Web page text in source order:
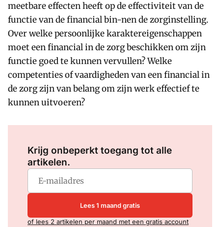
meetbare effecten heeft op de effectiviteit van de
functie van de financial bin-nen de zorginstelling.
Over welke persoonlijke karaktereigenschappen
moet een financial in de zorg beschikken om zijn
functie goed te kunnen vervullen? Welke
competenties of vaardigheden van een financial in
de zorg zijn van belang om zijn werk effectief te
kunnen uitvoeren?
Krijg onbeperkt toegang tot alle
artikelen.
Lees 1 maand gratis
of lees 2 artikelen per maand met een gratis account